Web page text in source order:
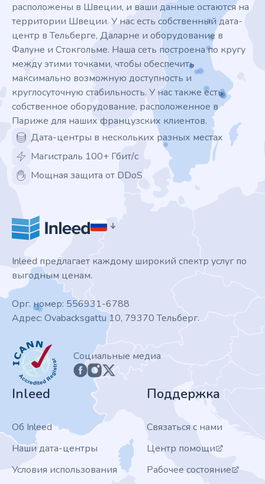
расположены в Швеции, и ваши данные остаются на
территории Швеции. У нас есть собственный дата-
центр в Тельберге, Даларне и оборудование в
Фалуне и Стокгольме. Наша сеть построена по кругу
между этими точками, чтобы обеспечить
максимально возможную доступность и
круглосуточную стабильность. У нас также есть
собственное оборудование, расположенное в
Париже для наших французских клиентов.
Дата-центры в нескольких разных местах
Магистраль 100+ Гбит/с
Мощная защита от DDoS
Inleed предлагает каждому широкий спектр услуг по
выгодным ценам.
Орг. номер: 556931-6788
Адрес: Ovabacksgattu 10, 79370 Тельберг.
ICANN
Социальные медиа
Inleed
Об Inleed
Наши дата-центры
Условия использования
Поддержка
Связаться с нами
Центр помощи
Рабочее состояние